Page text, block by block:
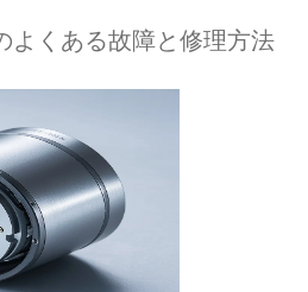
よくある故障と修理方法